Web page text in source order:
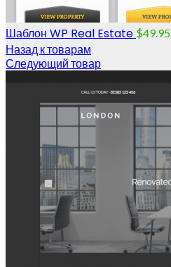
Шаблон WP Real Estate $49.95
Назад к товарам
Следующий товар